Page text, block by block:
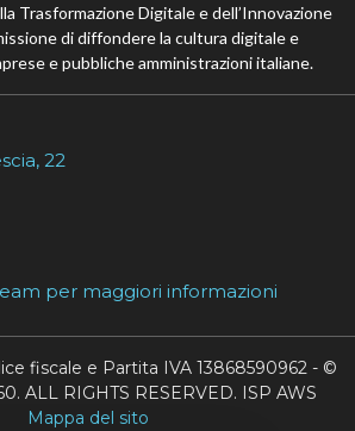
Trasformazione Digitale e dell’Innovazione
di diffondere la cultura digitale e
e pubbliche amministrazioni italiane.
22
per maggiori informazioni
fiscale e Partita IVA 13868590962 - ©
ALL RIGHTS RESERVED. ISP AWS
Mappa del sito